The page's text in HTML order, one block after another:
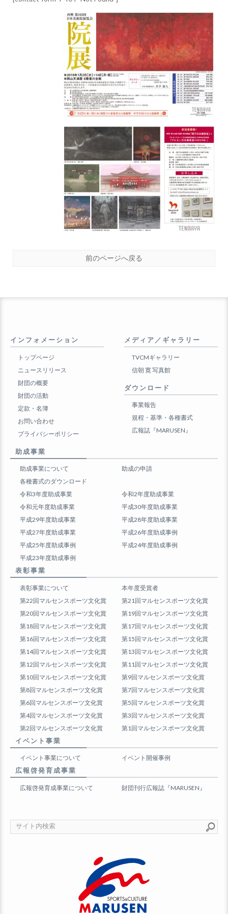
前のページへ戻る
インフォメーション
トップページ
ニュースリリース
財団の概要
財団の活動
定款・名簿
お問い合わせ
プライバシーポリシー
メディア／ギャラリー
TVCMギャラリー
信朝 寛 写真館
ダウンロード
事業報告
規程・基準・各種書式
広報誌『MARUSEN』
助成事業
助成事業について
助成の申請
各種書式のダウンロード
令和3年度助成事業
令和2年度助成事業
令和元年度助成事業
平成30年度助成事業
平成29年度助成事業
平成28年度助成事業
平成27年度助成事業
平成26年度助成事例
平成25年度助成事例
平成24年度助成事例
平成23年度助成事例
表彰事業
表彰事業について
本年度受賞者
第22回マルセンスポーツ文化賞
第21回マルセンスポーツ文化賞
第20回マルセンスポーツ文化賞
第19回マルセンスポーツ文化賞
第18回マルセンスポーツ文化賞
第17回マルセンスポーツ文化賞
第16回マルセンスポーツ文化賞
第15回マルセンスポーツ文化賞
第14回マルセンスポーツ文化賞
第13回マルセンスポーツ文化賞
第12回マルセンスポーツ文化賞
第11回マルセンスポーツ文化賞
第10回マルセンスポーツ文化賞
第9回マルセンスポーツ文化賞
第8回マルセンスポーツ文化賞
第7回マルセンスポーツ文化賞
第6回マルセンスポーツ文化賞
第5回マルセンスポーツ文化賞
第4回マルセンスポーツ文化賞
第3回マルセンスポーツ文化賞
第2回マルセンスポーツ文化賞
第1回マルセンスポーツ文化賞
イベント事業
イベント事業について イベント開催事例
広報啓発育成事業
広報啓発育成事業について 財団刊行広報誌『MARUSEN』